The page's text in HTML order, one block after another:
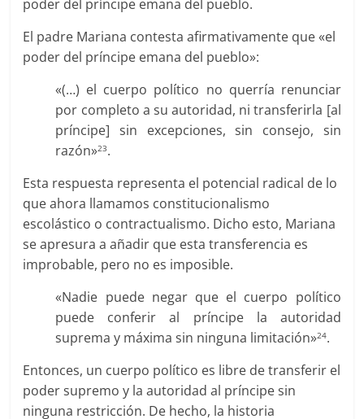
poder del príncipe emana del pueblo.
El padre Mariana contesta afirmativamente que «el
poder del príncipe emana del pueblo»:
«(…) el cuerpo político no querría renunciar
por completo a su autoridad, ni transferirla [al
príncipe] sin excepciones, sin consejo, sin
razón»23.
Esta respuesta representa el potencial radical de lo
que ahora llamamos constitucionalismo
escolástico o contractualismo. Dicho esto, Mariana
se apresura a añadir que esta transferencia es
improbable, pero no es imposible.
«Nadie puede negar que el cuerpo político
puede conferir al príncipe la autoridad
suprema y máxima sin ninguna limitación»24.
Entonces, un cuerpo político es libre de transferir el
poder supremo y la autoridad al príncipe sin
ninguna restricción. De hecho, la historia